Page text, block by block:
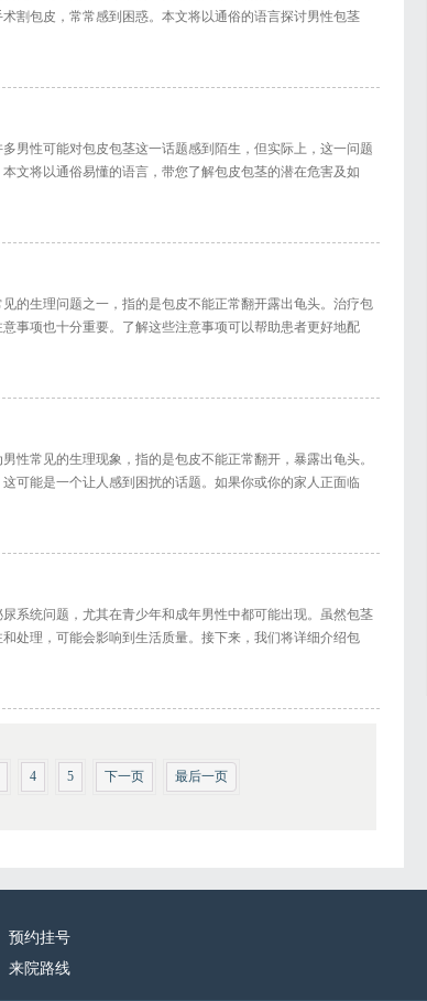
割包皮，常常感到困惑。本文将以通俗的语言探讨男性包茎
男性可能对包皮包茎这一话题感到陌生，但实际上，这一问题
文将以通俗易懂的语言，带您了解包皮包茎的潜在危害及如
的生理问题之一，指的是包皮不能正常翻开露出龟头。治疗包
事项也十分重要。了解这些注意事项可以帮助患者更好地配
性常见的生理现象，指的是包皮不能正常翻开，暴露出龟头。
可能是一个让人感到困扰的话题。如果你或你的家人正面临
系统问题，尤其在青少年和成年男性中都可能出现。虽然包茎
处理，可能会影响到生活质量。接下来，我们将详细介绍包
4 5 下一页 最后一页
预约挂号
来院路线